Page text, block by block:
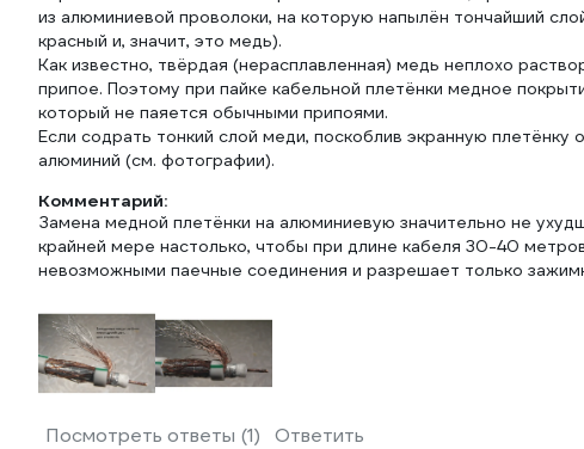
из алюминиевой проволоки, на которую напылён тончайший
красный и, значит, это медь).
Как известно, твёрдая (нерасплавленная) медь неплохо
припое. Поэтому при пайке кабельной плетёнки медное
который не паяется обычными припоями.
Если содрать тонкий слой меди, поскоблив экранную
алюминий (см. фотографии).
Комментарий:
Замена медной плетёнки на алюминиевую значительно не
крайней мере настолько, чтобы при длине кабеля 30-40
невозможными паечные соединения и разрешает только
Посмотреть ответы (1) Ответить